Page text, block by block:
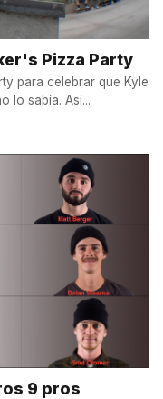
Pizza Party
para celebrar que Kyle
lo sabía. Así...
9 pros